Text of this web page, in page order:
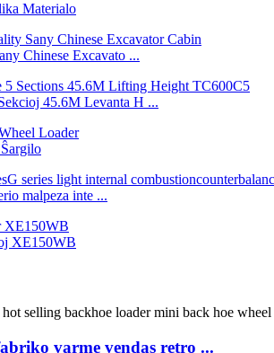
Materialo
Chinese Excavato ...
45.6M Levanta H ...
malpeza inte ...
XE150WB
varme vendas retro ...